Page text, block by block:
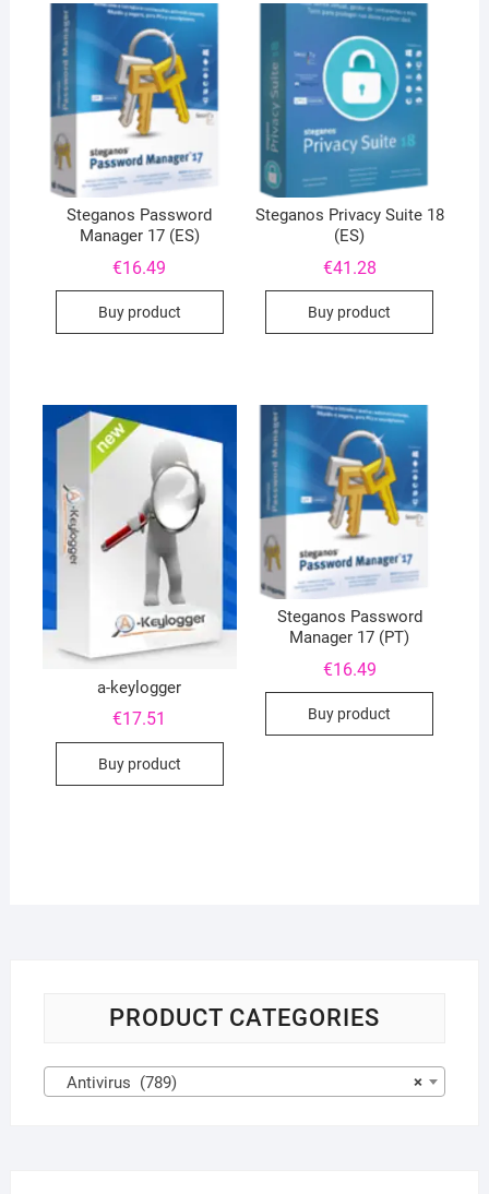
Steganos Password
Manager 17 (ES)
€16.49
Buy product
Steganos Privacy Suite 18
(ES)
€41.28
Buy product
a-keylogger
€17.51
Buy product
Steganos Password
Manager 17 (PT)
€16.49
Buy product
PRODUCT CATEGORIES
×
Antivirus (789)